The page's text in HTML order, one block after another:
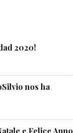
2020!
nos ha
e Felice Anno